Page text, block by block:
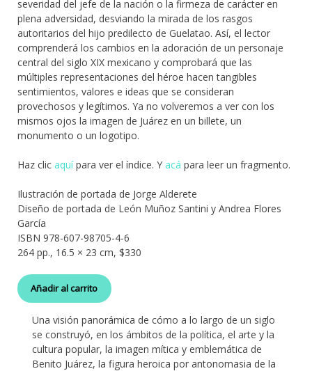
severidad del jefe de la nación o la firmeza de carácter en
plena adversidad, desviando la mirada de los rasgos
autoritarios del hijo predilecto de Guelatao. Así, el lector
comprenderá los cambios en la adoración de un personaje
central del siglo XIX mexicano y comprobará que las
múltiples representaciones del héroe hacen tangibles
sentimientos, valores e ideas que se consideran
provechosos y legítimos. Ya no volveremos a ver con los
mismos ojos la imagen de Juárez en un billete, un
monumento o un logotipo.
Haz clic aquípara ver el índice. Y acá para leer un fragmento.
Ilustración de portada de Jorge Alderete
Diseño de portada de León Muñoz Santini y Andrea Flores
García
ISBN 978-607-98705-4-6
264 pp., 16.5 × 23 cm, $330
Añadir al carrito
Una visión panorámica de cómo a lo largo de un siglo
se construyó, en los ámbitos de la política, el arte y la
cultura popular, la imagen mítica y emblemática de
Benito Juárez, la figura heroica por antonomasia de la